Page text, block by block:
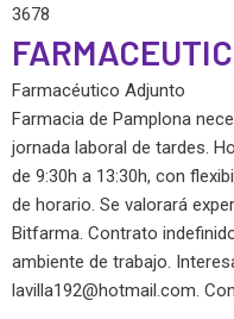
3678
Farmacéutico Adjunto
Farmacia de Pamplona
jornada laboral de tardes.
de 9:30h a 13:30h, con
de horario. Se valorará
Bitfarma. Contrato
ambiente de trabajo.
lavilla192@hotmail.com.